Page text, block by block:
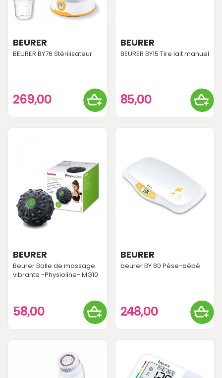
BEURER
BEURER BY76 Stérilisateur
269,00
BEURER
BEURER BY15 Tire lait manuel
85,00
BEURER
Beurer Balle de massage
vibrante -Physioline- MG10
58,00
BEURER
beurer BY 80 Pèse-bébé
248,00